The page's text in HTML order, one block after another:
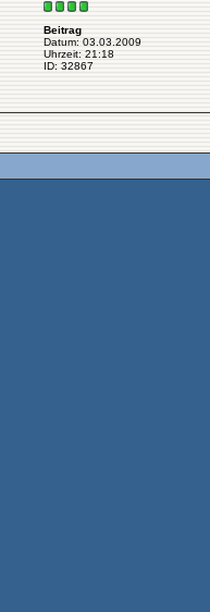
Beitrag
Datum: 03.03.2009
Uhrzeit: 21:18
ID: 32867